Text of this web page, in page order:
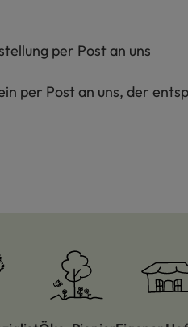
per Post an uns
per Post an uns, der